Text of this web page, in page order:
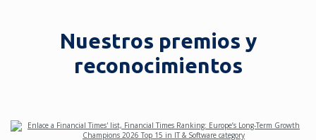
Nuestros premios y
reconocimientos